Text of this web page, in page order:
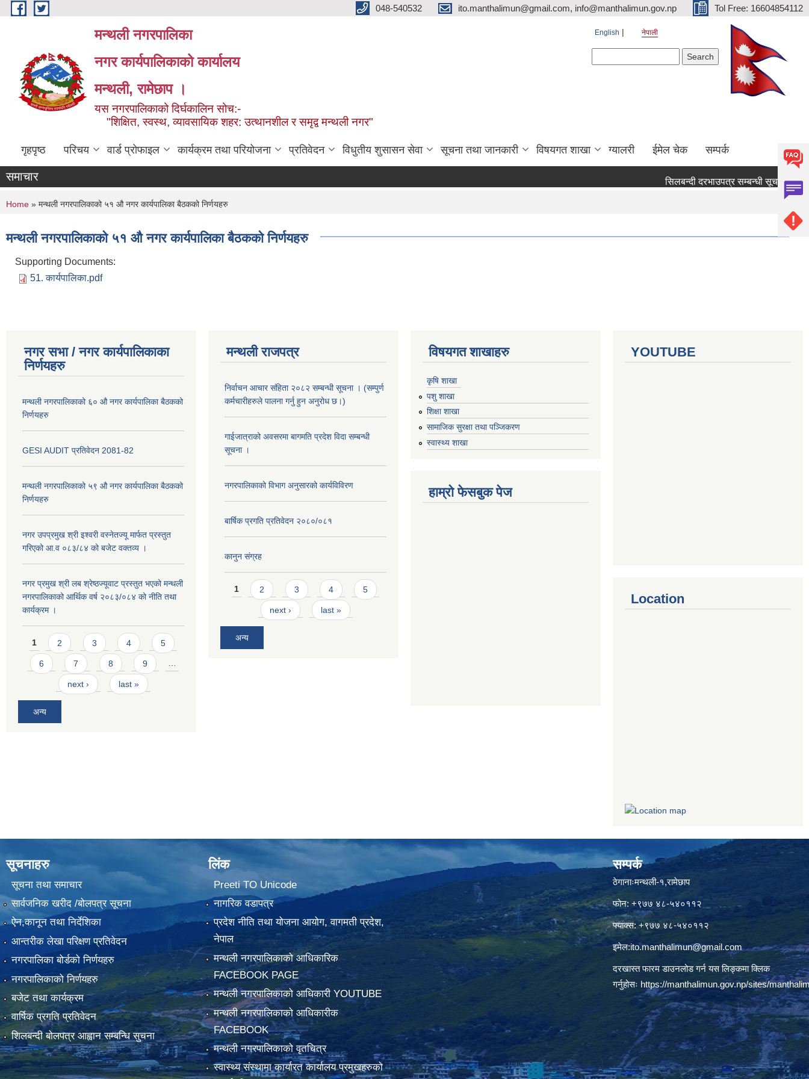
Skip to main content 048-540532 ito.manthalimun@gmail.com, info@manthalimun.gov.np Tol Free: 16604854112
मन्थली नगरपालिका
नगर कार्यपालिकाको कार्यालय
मन्थली, रामेछाप ।
यस नगरपालिकाको दिर्घकालिन सोच:-
"शिक्षित, स्वस्थ, व्यावसायिक शहर: उत्थानशील र समृद्व मन्थली नगर"
English नेपाली
गृहपृष्ठ परिचय वार्ड प्रोफाइल कार्यक्रम तथा परियोजना प्रतिवेदन विधुतीय शुसासन सेवा सूचना तथा जानकारी विषयगत शाखा ग्यालरी ईमेल चेक सम्पर्क
समाचार सिलबन्दी दरभाउपत्र सम्बन्धी सूचना ।
You are here
Home » मन्थली नगरपालिकाको ५१ औ नगर कार्यपालिका बैठकको निर्णयहरु
मन्थली नगरपालिकाको ५१ औ नगर कार्यपालिका बैठकको निर्णयहरु
Supporting Documents:
51. कार्यपालिका.pdf
नगर सभा / नगर कार्यपालिकाका
निर्णयहरु
मन्थली नगरपालिकाको ६० औ नगर कार्यपालिका बैठकको
निर्णयहरु
GESI AUDIT प्रतिवेदन 2081-82
मन्थली नगरपालिकाको ५९ औ नगर कार्यपालिका बैठकको
निर्णयहरु
नगर उपप्रमुख श्री इश्वरी वस्नेतज्यू मार्फत प्रस्तुत
गरिएको आ.व ०८३/८४ को बजेट वक्तव्य ।
नगर प्रमुख श्री लब श्रेष्ठज्यूवाट प्रस्तुत भएको मन्थली
नगरपालिकाको आर्थिक वर्ष २०८३/०८४ को नीति तथा
कार्यक्रम ।
Pages
1 2 3 4 5
6 7 8 9 …
next › last »
अन्य
मन्थली राजपत्र
निर्वाचन आचार संहिता २०८२ सम्बन्धी सूचना । (सम्पुर्ण
कर्मचारीहरुले पालना गर्नु हुन अनुरोध छ।)
गाईजात्राको अवसरमा बागमति प्रदेश विदा सम्बन्धी
सूचना ।
नगरपालिकाको विभाग अनुसारको कार्यविविरण
बार्षिक प्रगति प्रतिवेदन २०८०/०८१
कानुन संग्रह
Pages
1 2 3 4 5
next › last »
अन्य
विषयगत शाखाहरु
कृषि शाखा
पशु शाखा
शिक्षा शाखा
सामाजिक सुरक्षा तथा पञ्जिकरण
स्वास्थ्य शाखा
हाम्रो फेसबुक पेज
YOUTUBE
Location
सूचनाहरु
सूचना तथा समाचार
सार्वजनिक खरीद /बोलपत्र सूचना
ऐन,कानून तथा निर्देशिका
आन्तरीक लेखा परिक्षण प्रतिवेदन
नगरपालिका बोर्डको निर्णयहरु
नगरपालिकाको निर्णयहरु
बजेट तथा कार्यक्रम
वार्षिक प्रगति प्रतिवेदन
शिलबन्दी बोलपत्र आह्वान सम्बन्धि सुचना
लिंक
Preeti TO Unicode
नागरिक वडापत्र
प्रदेश नीति तथा योजना आयोग, वागमती प्रदेश,
नेपाल
मन्थली नगरपालिकाको आधिकारिक
FACEBOOK PAGE
मन्थली नगरपालिकाको आधिकारी YOUTUBE
मन्थली नगरपालिकाको आधिकारीक
FACEBOOK
मन्थली नगरपालिकाको वृतचित्र
स्वास्थ्य संस्थामा कार्यारत कार्यालय प्रमुखहरुको
सम्पर्क
ठेगानाःमन्थली-१,रामेछाप
फोन: +९७७ ४८-५४०११२
फ्याक्स: +९७७ ४८-५४०११२
इमेल:ito.manthalimun@gmail.com
दरखास्त फारम डाउनलोड गर्न यस लिङ्कमा क्लिक
गर्नुहोसः https://manthalimun.gov.np/sites/